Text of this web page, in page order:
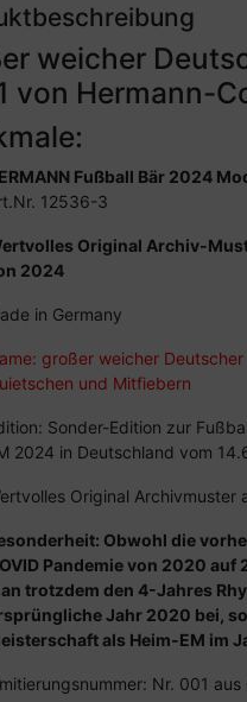
weicher
von Hermann-
Fußball Bär 2024
12536-3
Original Archiv-
2024
in Germany
großer weicher
und Mitfiebern
Sonder-Edition zur
2024 in Deutschland vom
Original Archivmuster
Obwohl die
Pandemie von 2020
trotzdem den 4-Jahres
Jahr 2020 bei,
als Heim-EM im
Nr. 001